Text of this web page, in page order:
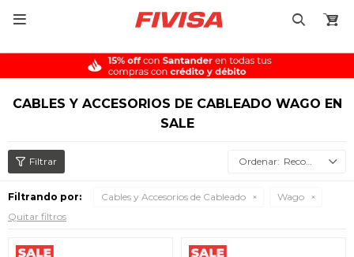

CABLES Y ACCESORIOS DE CABLEADO WAGO EN
SALE
Recomendados
Filtrando por: Cables y Accesorios de Cableado
Wago
Quitar filtros